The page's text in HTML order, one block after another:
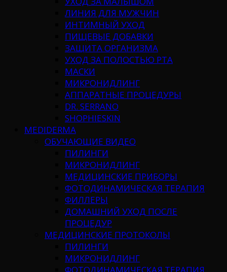
ЛИНИЯ ДЛЯ МУЖЧИН
ИНТИМНЫЙ УХОД
ПИЩЕВЫЕ ДОБАВКИ
ЗАЩИТА ОРГАНИЗМА
УХОД ЗА ПОЛОСТЬЮ РТА
МАСКИ
МИКРОНИДЛИНГ
АППАРАТНЫЕ ПРОЦЕДУРЫ
DR. SERRANO
SHOPHIESKIN
MEDIDERMA
ОБУЧАЮЩИЕ ВИДЕО
ПИЛИНГИ
МИКРОНИДЛИНГ
МЕДИЦИНСКИЕ ПРИБОРЫ
ФОТОДИНАМИЧЕСКАЯ ТЕРАПИЯ
ФИЛЛЕРЫ
ДОМАШНИЙ УХОД ПОСЛЕ
ПРОЦЕДУР
МЕДИЦИНСКИЕ ПРОТОКОЛЫ
ПИЛИНГИ
МИКРОНИДЛИНГ